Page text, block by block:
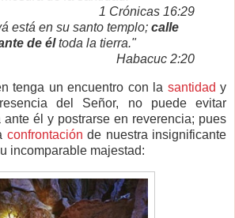
1 Crónicas 16:29
está en su santo templo; calle
de éltoda la tierra."
Habacuc 2:20
un encuentro con la santidad y
del Señor, no puede evitar
él y postrarse en reverencia; pues
confrontación de nuestra insignificante
incomparable majestad: